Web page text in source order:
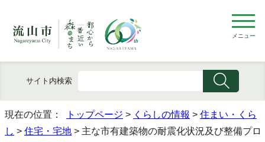
メニュー
サイト内検索
現在の位置： トップページ > くらしの情報 > 住まい・くら
し > 住宅・宅地 > 主な市有建築物の耐震化状況及び整備プロ